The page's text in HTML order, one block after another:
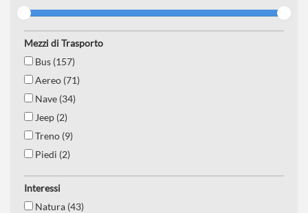
Mezzi di Trasporto
Bus (157)
Aereo (71)
Nave (34)
Jeep (2)
Treno (9)
Piedi (2)
Interessi
Natura (43)